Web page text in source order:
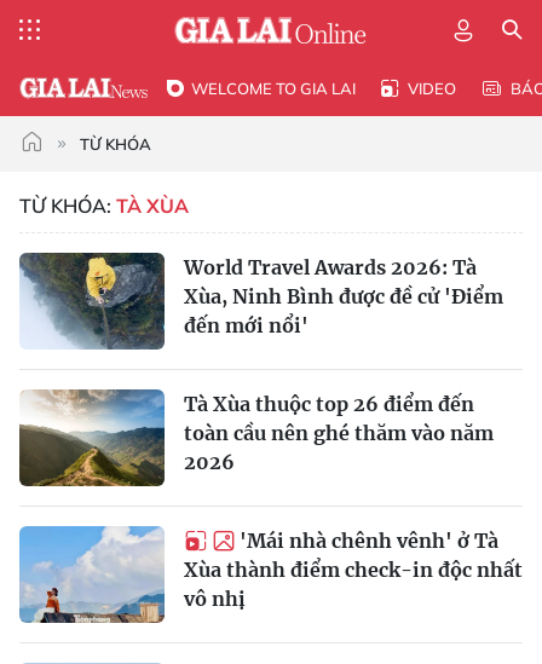
WELCOME TO GIA LAI VIDEO
TỪ KHÓA
TỪ KHÓA: TÀ XÙA
World Travel Awards 2026: Tà
Xùa, Ninh Bình được đề cử 'Điểm
đến mới nổi'
Tà Xùa thuộc top 26 điểm đến
toàn cầu nên ghé thăm vào năm
2026
'Mái nhà chênh vênh' ở Tà
Xùa thành điểm check-in độc nhất
vô nhị